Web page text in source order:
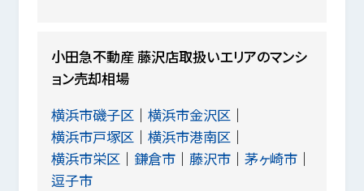
小田急不動産 藤沢店取扱いエリアのマンシ
ョン売却相場
横浜市磯子区
横浜市金沢区
横浜市戸塚区
横浜市港南区
横浜市栄区
鎌倉市 藤沢市
茅ヶ崎市
逗子市